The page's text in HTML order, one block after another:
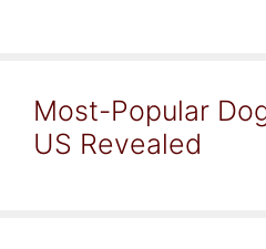
Most-Popular
US Revealed